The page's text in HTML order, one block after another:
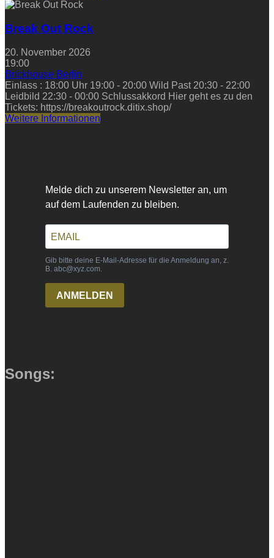
Break Out Rock
20. November 2026
19:00
Brickhouse Berlin
Einlass : 18:00 Uhr 19:00 - 20:00 Wild Past 20:30 - 22:00
Leidbild 22:30 - 00:00 Schlussakkord Hier geht es zu den
Tickets: https://breakoutrock.ditix.shop/
Weitere Informationen
Songs: